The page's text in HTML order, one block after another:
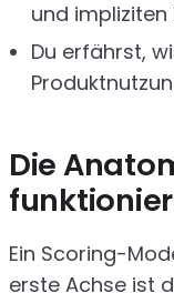
und impliziten
Du erfährst,
Die
Ein Scoring-
erste Achse ist